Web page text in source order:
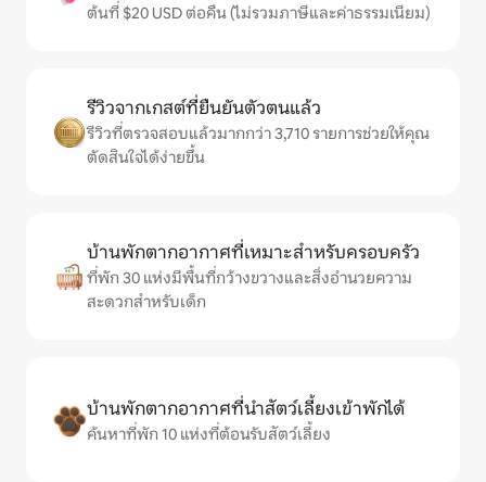
ต้นที่ $20 USD ต่อคืน (ไม่รวมภาษีและค่าธรรมเนียม)
รีวิวจากเกสต์ที่ยืนยันตัวตนแล้ว
รีวิวที่ตรวจสอบแล้วมากกว่า 3,710 รายการช่วยให้คุณ
ตัดสินใจได้ง่ายขึ้น
บ้านพักตากอากาศที่เหมาะสำหรับครอบครัว
ที่พัก 30 แห่งมีพื้นที่กว้างขวางและสิ่งอำนวยความ
สะดวกสำหรับเด็ก
บ้านพักตากอากาศที่นำสัตว์เลี้ยงเข้าพักได้
ค้นหาที่พัก 10 แห่งที่ต้อนรับสัตว์เลี้ยง